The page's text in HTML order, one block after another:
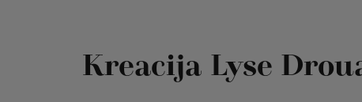
Kreacija Lyse